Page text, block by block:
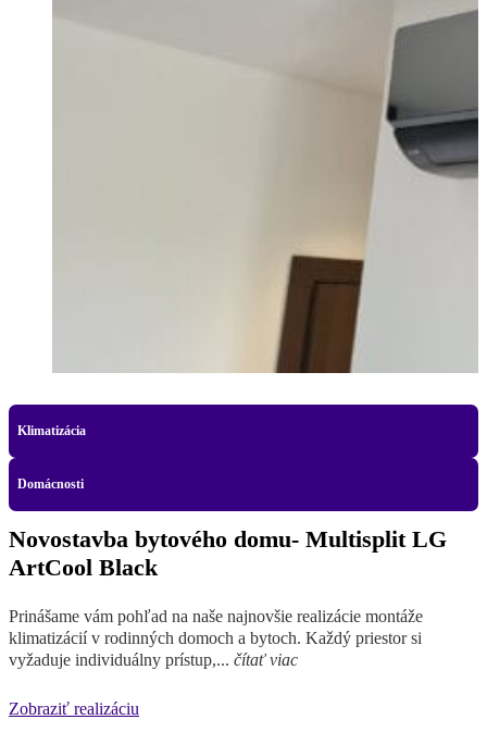
Klimatizácia
Domácnosti
Novostavba bytového domu- Multisplit LG
ArtCool Black
Prinášame vám pohľad na naše najnovšie realizácie montáže
klimatizácií v rodinných domoch a bytoch. Každý priestor si
vyžaduje individuálny prístup,... čítať viac
Zobraziť realizáciu